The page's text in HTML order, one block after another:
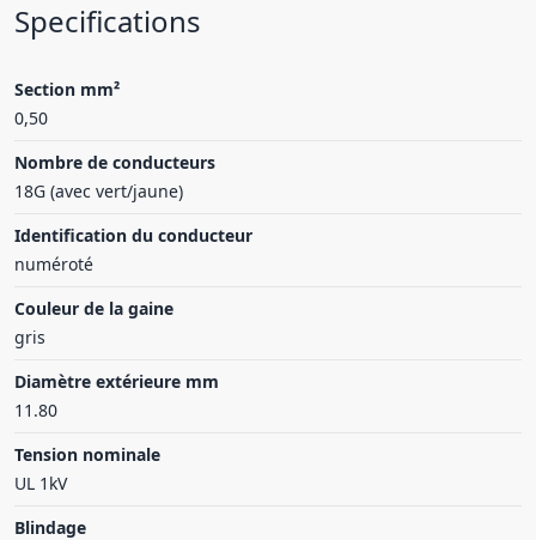
Specifications
Section mm²
0,50
Nombre de conducteurs
18G (avec vert/jaune)
Identification du conducteur
numéroté
Couleur de la gaine
gris
Diamètre extérieure mm
11.80
Tension nominale
UL 1kV
Blindage